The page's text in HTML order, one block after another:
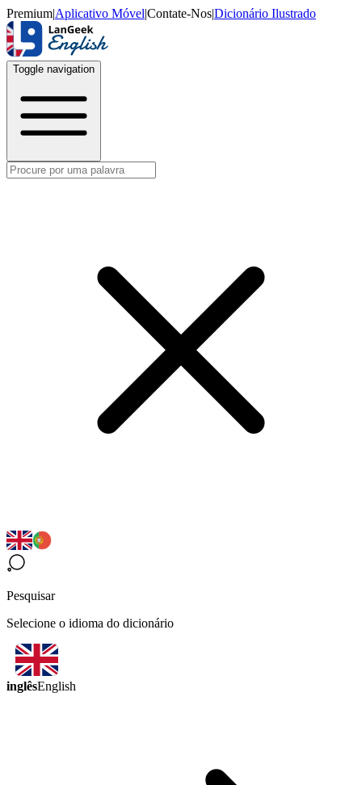
Premium|Aplicativo Móvel|Contate-Nos|Dicionário Ilustrado
Toggle navigation
Pesquisar
Selecione o idioma do dicionário
inglêsEnglish